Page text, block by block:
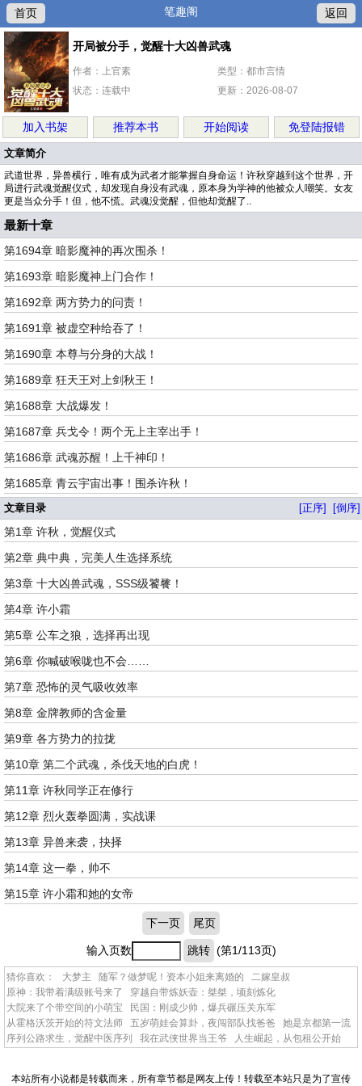
首页 笔趣阁 返回
开局被分手，觉醒十大凶兽武魂
作者：上官素
类型：都市言情
状态：连载中
更新：2026-08-07
加入书架 推荐本书 开始阅读 免登陆报错
文章简介
武道世界，异兽横行，唯有成为武者才能掌握自身命运！许秋穿越到这个世界，开
局进行武魂觉醒仪式，却发现自身没有武魂，原本身为学神的他被众人嘲笑。女友
更是当众分手！但，他不慌。武魂没觉醒，但他却觉醒了..
最新十章
第1694章 暗影魔神的再次围杀！
第1693章 暗影魔神上门合作！
第1692章 两方势力的问责！
第1691章 被虚空种给吞了！
第1690章 本尊与分身的大战！
第1689章 狂天王对上剑秋王！
第1688章 大战爆发！
第1687章 兵戈令！两个无上主宰出手！
第1686章 武魂苏醒！上千神印！
第1685章 青云宇宙出事！围杀许秋！
文章目录 [正序] [倒序]
第1章 许秋，觉醒仪式
第2章 典中典，完美人生选择系统
第3章 十大凶兽武魂，SSS级饕餮！
第4章 许小霜
第5章 公车之狼，选择再出现
第6章 你喊破喉咙也不会……
第7章 恐怖的灵气吸收效率
第8章 金牌教师的含金量
第9章 各方势力的拉拢
第10章 第二个武魂，杀伐天地的白虎！
第11章 许秋同学正在修行
第12章 烈火轰拳圆满，实战课
第13章 异兽来袭，抉择
第14章 这一拳，帅不
第15章 许小霜和她的女帝
下一页 尾页
输入页数 跳转 (第1/113页)
猜你喜欢： 大梦主 随军？做梦呢！资本小姐来离婚的
二嫁皇叔
原神：我带着满级账号来了
穿越自带炼妖壶：桀桀，顷刻炼化
大院来了个带空间的小萌宝
民国：刚成少帅，爆兵碾压关东军
从霍格沃茨开始的符文法师
五岁萌娃会算卦，夜闯部队找爸爸
她是京都第一流
序列公路求生，觉醒中医序列
我在武侠世界当王爷 人生崛起，从包租公开始
本站所有小说都是转载而来，所有章节都是网友上传！转载至本站只是为了宣传